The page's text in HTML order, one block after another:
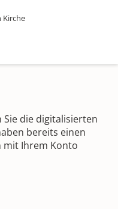
Kirche
die digitalisierten
bereits einen
mit Ihrem Konto